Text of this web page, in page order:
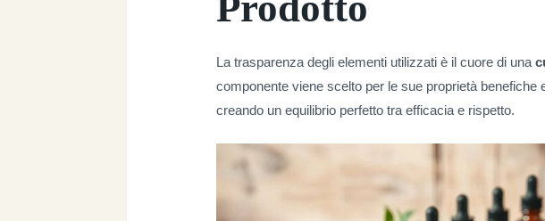
La trasparenza degli elementi utilizzati è il cuore di una
componente viene scelto per le sue proprietà benefiche
creando un equilibrio perfetto tra efficacia e rispetto.